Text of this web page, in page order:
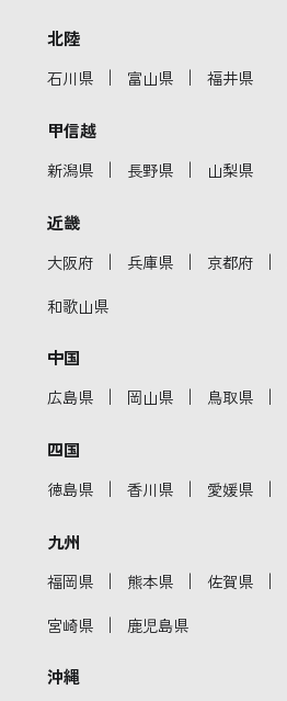
北陸
石川県 ｜ 富山県 ｜ 福井県
甲信越
新潟県 ｜ 長野県 ｜ 山梨県
近畿
大阪府 ｜ 兵庫県 ｜ 京都府 ｜
和歌山県
中国
広島県 ｜ 岡山県 ｜ 鳥取県 ｜
四国
徳島県 ｜ 香川県 ｜ 愛媛県 ｜
九州
福岡県 ｜ 熊本県 ｜ 佐賀県 ｜
宮崎県 ｜ 鹿児島県
沖縄